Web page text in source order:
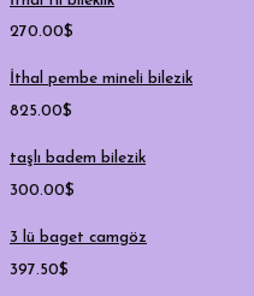
270.00$
İthal pembe mineli bilezik
825.00$
taşlı badem bilezik
300.00$
3 lü baget camgöz
397.50$